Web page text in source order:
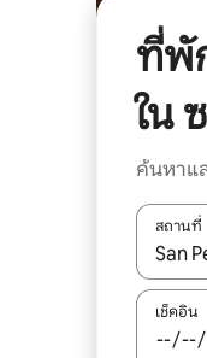
ที่พั
ใน
ค้นหาแ
สถานที่
ใช้ลูก
เช็คอิน